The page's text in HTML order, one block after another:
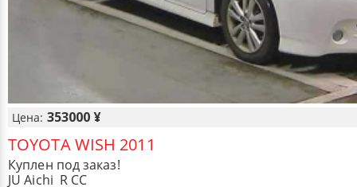
Цена: 353000 ¥
TOYOTA WISH 2011
Куплен под заказ!
JU Aichi R CC